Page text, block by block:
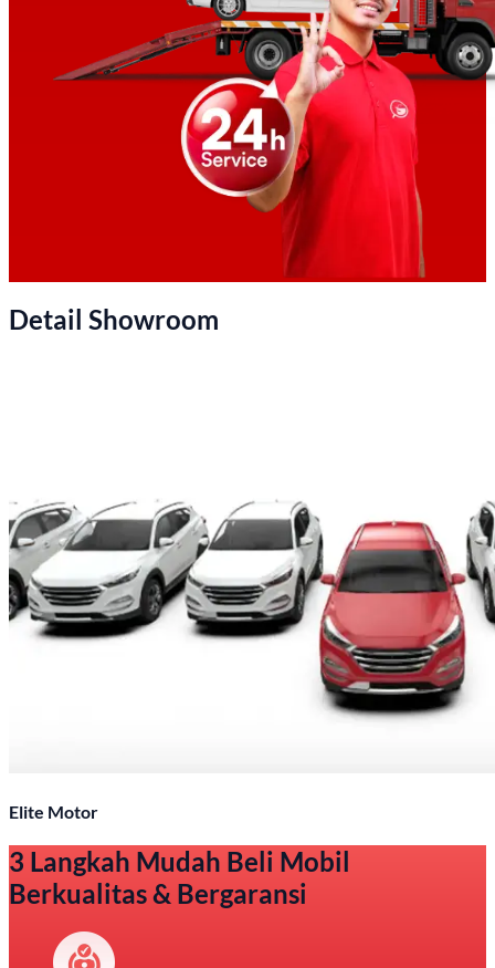
Detail Showroom
Elite Motor
3 Langkah Mudah Beli Mobil
Berkualitas & Bergaransi